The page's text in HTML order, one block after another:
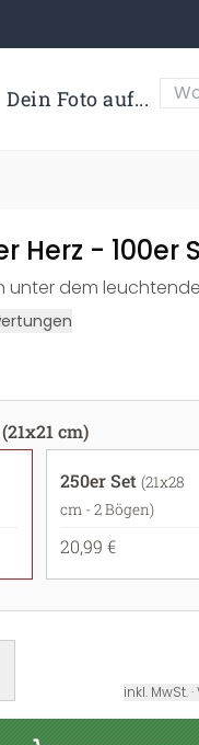
Dein Foto auf...
Herz - 100er
unter dem
cm)
250er Set (21x28
cm - 2 Bögen)
20,99 €
inkl. MwSt.